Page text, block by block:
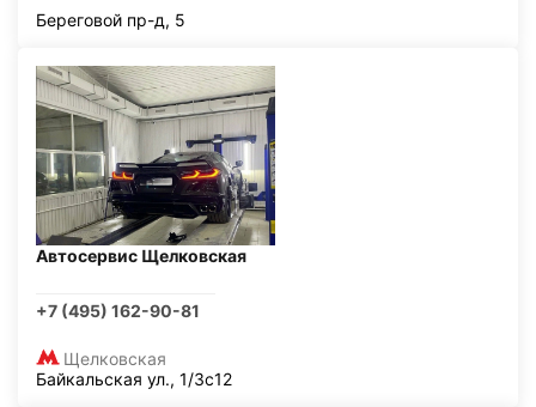
Береговой пр-д, 5
Автосервис Щелковская
+7 (495) 162-90-81
Щелковская
Байкальская ул., 1/3с12